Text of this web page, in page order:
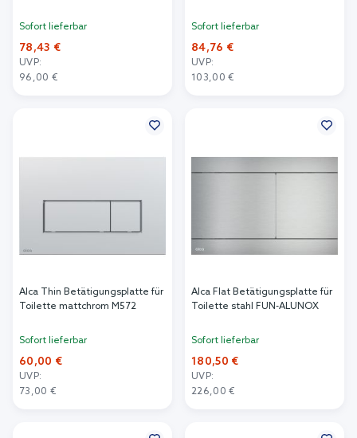
Sofort lieferbar
78,43 €
UVP:
96,00 €
Sofort lieferbar
84,76 €
UVP:
103,00 €
Alca Thin Betätigungsplatte für
Toilette mattchrom M572
Sofort lieferbar
60,00 €
UVP:
73,00 €
Alca Flat Betätigungsplatte für
Toilette stahl FUN-ALUNOX
Sofort lieferbar
180,50 €
UVP:
226,00 €